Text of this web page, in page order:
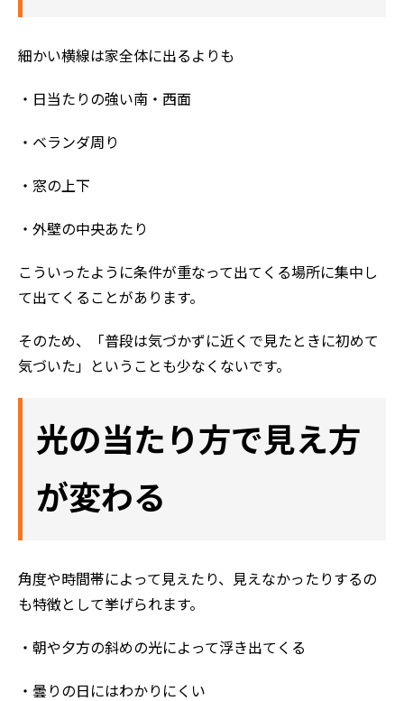
細かい横線は家全体に出るよりも
・日当たりの強い南・西面
・ベランダ周り
・窓の上下
・外壁の中央あたり
こういったように条件が重なって出てくる場所に集中し
て出てくることがあります。
そのため、「普段は気づかずに近くで見たときに初めて
気づいた」ということも少なくないです。
光の当たり方で見え方
が変わる
角度や時間帯によって見えたり、見えなかったりするの
も特徴として挙げられます。
・朝や夕方の斜めの光によって浮き出てくる
・曇りの日にはわかりにくい